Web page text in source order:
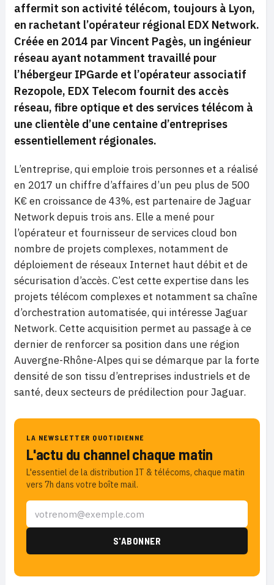
affermit son activité télécom, toujours à Lyon,
en rachetant l’opérateur régional EDX Network.
Créée en 2014 par Vincent Pagès, un ingénieur
réseau ayant notamment travaillé pour
l’hébergeur IPGarde et l’opérateur associatif
Rezopole, EDX Telecom fournit des accès
réseau, fibre optique et des services télécom à
une clientèle d’une centaine d’entreprises
essentiellement régionales.
L’entreprise, qui emploie trois personnes et a réalisé
en 2017 un chiffre d’affaires d’un peu plus de 500
K€ en croissance de 43%, est partenaire de Jaguar
Network depuis trois ans. Elle a mené pour
l’opérateur et fournisseur de services cloud bon
nombre de projets complexes, notamment de
déploiement de réseaux Internet haut débit et de
sécurisation d’accès. C’est cette expertise dans les
projets télécom complexes et notamment sa chaîne
d’orchestration automatisée, qui intéresse Jaguar
Network. Cette acquisition permet au passage à ce
dernier de renforcer sa position dans une région
Auvergne-Rhône-Alpes qui se démarque par la forte
densité de son tissu d’entreprises industriels et de
santé, deux secteurs de prédilection pour Jaguar.
LA NEWSLETTER QUOTIDIENNE
L'actu du channel chaque matin
L'essentiel de la distribution IT & télécoms, chaque matin
vers 7h dans votre boîte mail.